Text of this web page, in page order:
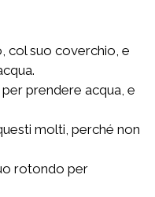
col suo coverchio, e
prendere acqua, e
molti, perché non
rotondo per